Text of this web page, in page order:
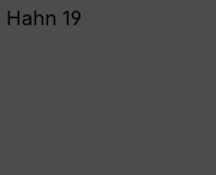
Hahn 19